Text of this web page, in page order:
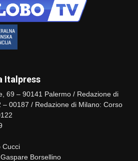
Italpress
69 – 90141 Palermo / Redazione di
– 00187 / Redazione di Milano: Corso
Cucci
Borsellino